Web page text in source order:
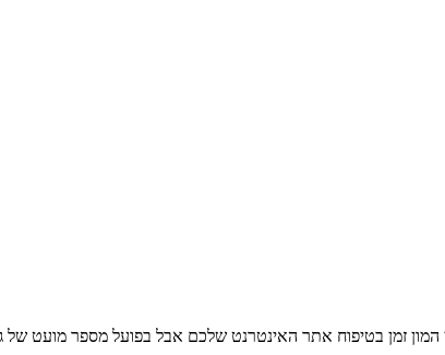
זמן בטיפוח אתר האינטרנט שלכם אבל בפועל מספר מועט של